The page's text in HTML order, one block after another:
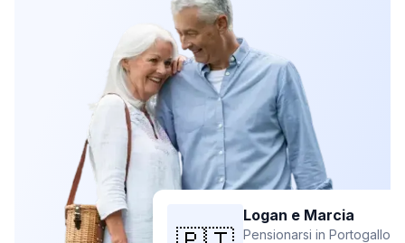
🇵🇹
Logan e Marcia
Pensionarsi in Portogallo